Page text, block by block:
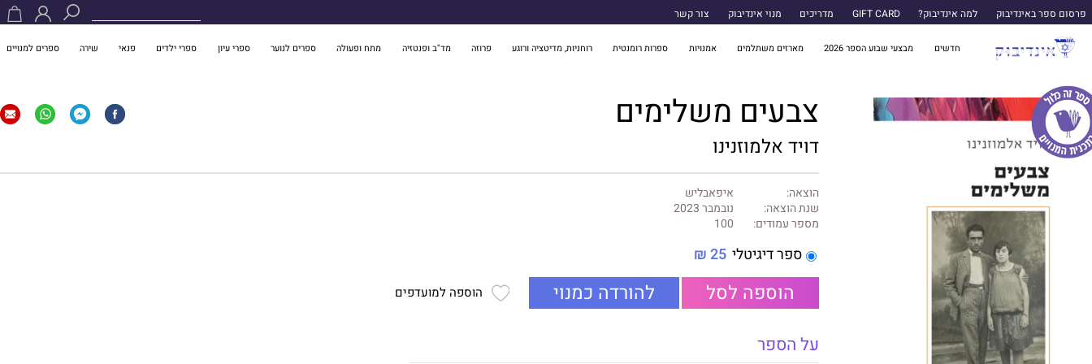
פרסום ספר באינדיבוק למה אינדיבוק? GIFT CARD מדריכים מנוי אינדיבוק צור קשר
חדשים מבצעי שבוע הספר 2026 מארזים משתלמים אמנויות ספרות רומנטית רוחניות, מדיטציה ורוגע פרוזה מד"ב ופנטזיה מתח ופעולה ספרים לנוער ספרי עיון ספרי ילדים פנאי שירה ספרים למנויים
צבעים משלימים
דויד אלמוזנינו
הוצאה:
איפאבליש
שנת הוצאה:
נובמבר 2023
מספר עמודים:
100
ספר דיגיטלי 25 ₪
הוספה לסל להורדה כמנוי הוספה למועדפים
על הספר